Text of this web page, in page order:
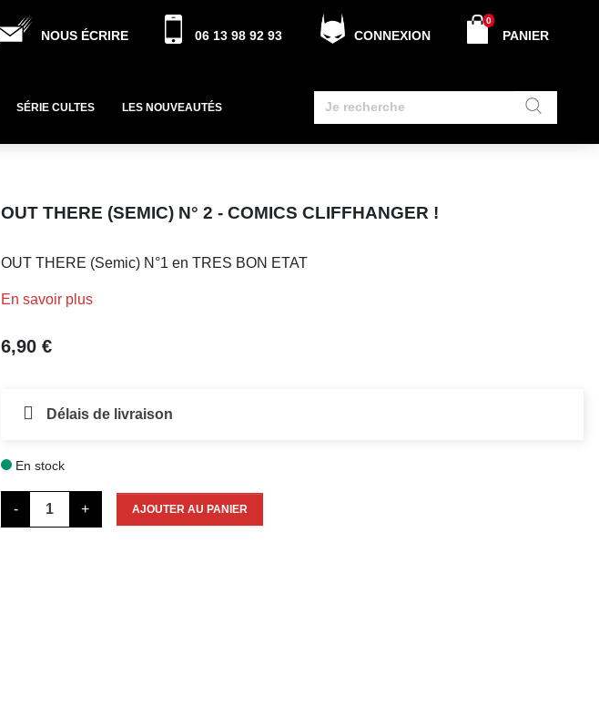
NOUS ÉCRIRE 06 13 98 92 93 CONNEXION PANIER
0
SÉRIE CULTES LES NOUVEAUTÉS
OUT THERE (SEMIC) N° 2 - COMICS CLIFFHANGER !
OUT THERE (Semic) N°1 en TRES BON ETAT
En savoir plus
6,90 €
Délais de livraison
En stock
- + AJOUTER AU PANIER